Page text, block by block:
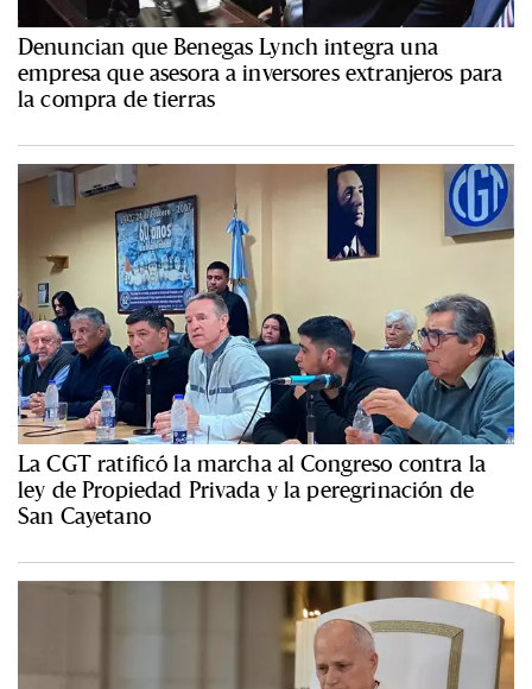
Denuncian que Benegas Lynch integra una
empresa que asesora a inversores extranjeros para
la compra de tierras
La CGT ratificó la marcha al Congreso contra la
ley de Propiedad Privada y la peregrinación de
San Cayetano